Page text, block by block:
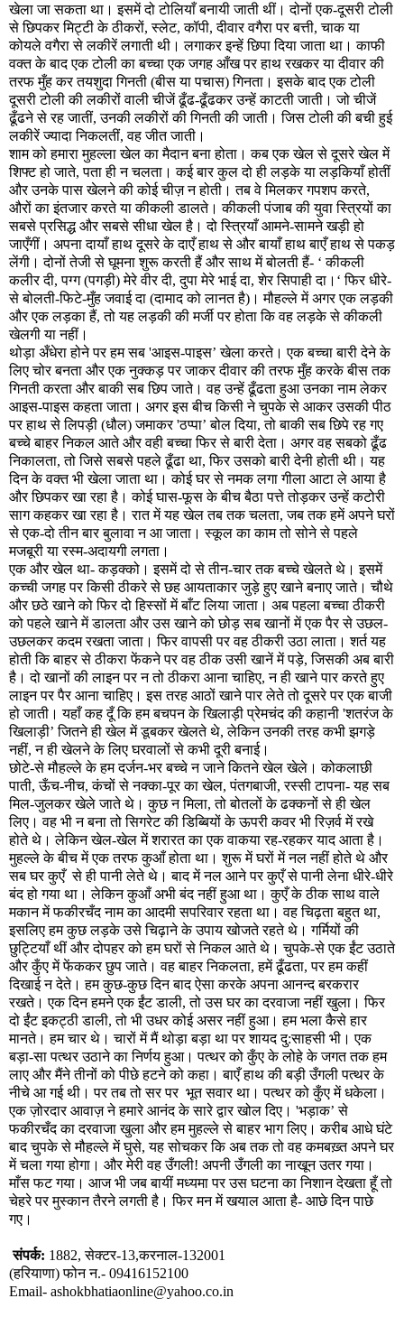
खेला जा सकता था। इसमें दो टोलियाँ बनायी जाती थीं। दोनों एक-दूसरी टोली
से छिपकर मिट्टी के ठीकरों,स्लेट,कॉपी,दीवार वगैरा पर बत्ती,चाक या
कोयले वगैरा से लकीरें लगाती थी। लगाकर इन्हें छिपा दिया जाता था। काफी
वक्त के बाद एक टोली का बच्चा एक जगह आँख पर हाथ रखकर या दीवार की
तरफ मुँह कर तयशुदा गिनती (बीस या पचास) गिनता। इसके बाद एक टोली
दूसरी टोली की लकीरों वाली चीजें ढूँढ-ढूँढकर उन्हें काटती जाती। जो चीजें
ढूँढने से रह जातीं,उनकी लकीरों की गिनती की जाती। जिस टोली की बची हुई
लकीरें ज्यादा निकलतीं,वह जीत जाती।
शाम को हमारा मुहल्ला खेल का मैदान बना होता। कब एक खेल से दूसरे खेल में
शिफ्ट हो जाते,पता ही न चलता। कई बार कुल दो ही लड़के या लड़कियाँ होतीं
और उनके पास खेलने की कोई चीज़ न होती। तब वे मिलकर गपशप करते,
औरों का इंतजार करते या कीकली डालते। कीकली पंजाब की युवा स्त्रियों का
सबसे प्रसिद्ध और सबसे सीधा खेल है। दो स्त्रियाँ आमने-सामने खड़ी हो
जाएँगीं। अपना दायाँ हाथ दूसरे के दाएँ हाथ से और बायाँ हाथ बाएँ हाथ से पकड़
लेंगी। दोनों तेजी से घूमना शुरू करती हैं और साथ में बोलती हैं- ‘कीकली
कलीर दी,पग्ग (पगड़ी) मेरे वीर दी,दुपा मेरे भाई दा,शेर सिपाही दा। ‘फिर धीरे-
से बोलती-फिटे-मुँह जवाई दा (दामाद को लानत है)। मौहल्ले में अगर एक लड़की
और एक लड़का हैं,तो यह लड़की की मर्जी पर होता कि वह लड़के से कीकली
खेलगी या नहीं।
थोड़ा अँधेरा होने पर हम सब 'आइस-पाइस’खेला करते। एक बच्चा बारी देने के
लिए चोर बनता और एक नुक्कड़ पर जाकर दीवार की तरफ मुँह करके बीस तक
गिनती करता और बाकी सब छिप जाते। वह उन्हें ढूँढता हुआ उनका नाम लेकर
आइस-पाइस कहता जाता। अगर इस बीच किसी ने चुपके से आकर उसकी पीठ
पर हाथ से लिपड़ी (धौल) जमाकर'ठप्पा’बोल दिया,तो बाकी सब छिपे रह गए
बच्चे बाहर निकल आते और वही बच्चा फिर से बारी देता। अगर वह सबको ढूँढ
निकालता,तो जिसे सबसे पहले ढूँढा था,फिर उसको बारी देनी होती थी। यह
दिन के वक्त भी खेला जाता था। कोई घर से नमक लगा गीला आटा ले आया है
और छिपकर खा रहा है। कोई घास-फूस के बीच बैठा पत्ते तोड़कर उन्हें कटोरी
साग कहकर खा रहा है। रात में यह खेल तब तक चलता,जब तक हमें अपने घरों
से एक-दो तीन बार बुलावा न आ जाता। स्कूल का काम तो सोने से पहले
मजबूरी या रस्म-अदायगी लगता।
एक और खेल था- कड़क्को। इसमें दो से तीन-चार तक बच्चे खेलते थे। इसमें
कच्ची जगह पर किसी ठीकरे से छह आयताकार जुड़े हुए खाने बनाए जाते। चौथे
और छठे खाने को फिर दो हिस्सों में बाँट लिया जाता। अब पहला बच्चा ठीकरी
को पहले खाने में डालता और उस खाने को छोड़ सब खानों में एक पैर से उछल-
उछलकर कदम रखता जाता। फिर वापसी पर वह ठीकरी उठा लाता। शर्त यह
होती कि बाहर से ठीकरा फेंकने पर वह ठीक उसी खानें में पड़े,जिसकी अब बारी
है। दो खानों की लाइन पर न तो ठीकरा आना चाहिए,न ही खाने पार करते हुए
लाइन पर पैर आना चाहिए। इस तरह आठों खाने पार लेते तो दूसरे पर एक बाजी
हो जाती। यहाँ कह दूँ कि हम बचपन के खिलाड़ी प्रेमचंद की कहानी 'शतरंज के
खिलाड़ी’जितने ही खेल में डूबकर खेलते थे,लेकिन उनकी तरह कभी झगड़े
नहीं,न ही खेलने के लिए घरवालों से कभी दूरी बनाई।
छोटे-से मौहल्ले के हम दर्जन-भर बच्चे न जाने कितने खेल खेले। कोकलाछी
पाती,ऊँच-नीच,कंचों से नक्का-पूर का खेल,पंतगबाजी,रस्सी टापना- यह सब
मिल-जुलकर खेले जाते थे। कुछ न मिला,तो बोतलों के ढक्कनों से ही खेल
लिए। वह भी न बना तो सिगरेट की डिब्बियों के ऊपरी कवर भी रिज़र्व में रखे
होते थे। लेकिन खेल-खेल में शरारत का एक वाकया रह-रहकर याद आता है।
मुहल्ले के बीच में एक तरफ कुआँ होता था। शुरू में घरों में नल नहीं होते थे और
सब घर कुएँ से ही पानी लेते थे। बाद में नल आने पर कुएँ से पानी लेना धीरे-धीरे
बंद हो गया था। लेकिन कुआँ अभी बंद नहीं हुआ था। कुएँ के ठीक साथ वाले
मकान में फकीरचँद नाम का आदमी सपरिवार रहता था। वह चिढ़ता बहुत था,
इसलिए हम कुछ लड़के उसे चिढ़ाने के उपाय खोजते रहते थे। गर्मियों की
छुट्टियाँ थीं और दोपहर को हम घरों से निकल आते थे। चुपके-से एक ईंट उठाते
और कुँए में फेंककर छुप जाते। वह बाहर निकलता,हमें ढूँढता,पर हम कहीं
दिखाई न देते। हम कुछ-कुछ दिन बाद ऐसा करके अपना आनन्द बरकरार
रखते। एक दिन हमने एक ईंट डाली,तो उस घर का दरवाजा नहीं खुला। फिर
दो ईंट इकट्ठी डाली,तो भी उधर कोई असर नहीं हुआ। हम भला कैसे हार
मानते। हम चार थे। चारों में मैं थोड़ा बड़ा था पर शायद दु:साहसी भी। एक
बड़ा-सा पत्थर उठाने का निर्णय हुआ। पत्थर को कुँए के लोहे के जगत तक हम
लाए और मैंने तीनों को पीछे हटने को कहा। बाएँ हाथ की बड़ी उँगली पत्थर के
नीचे आ गई थी। पर तब तो सर पर भूत सवार था। पत्थर को कुँए में धकेला।
एक ज़ोरदार आवाज़ ने हमारे आनंद के सारे द्वार खोल दिए। 'भड़ाक’से
फकीरचँद का दरवाजा खुला और हम मुहल्ले से बाहर भाग लिए। करीब आधे घंटे
बाद चुपके से मौहल्ले में घुसे,यह सोचकर कि अब तक तो वह कमबख़्त अपने घर
में चला गया होगा। और मेरी वह उँगली! अपनी उँगली का नाखून उतर गया।
माँस फट गया। आज भी जब बायीं मध्यमा पर उस घटना का निशान देखता हूँ तो
चेहरे पर मुस्कान तैरने लगती है। फिर मन में खयाल आता है- आछे दिन पाछे
गए।
संपर्क: 1882,सेक्टर-13,करनाल-132001
(हरियाणा) फोन न.- 09416152100
Email- ashokbhatiaonline@yahoo.co.in